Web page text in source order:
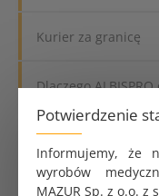
Potwierdzenie
Informujemy, że
wyrobów
MAZUR Sp. z o.o. z
Kurier za granicę
Dlaczego
Parametry produktu
Przeznaczenie